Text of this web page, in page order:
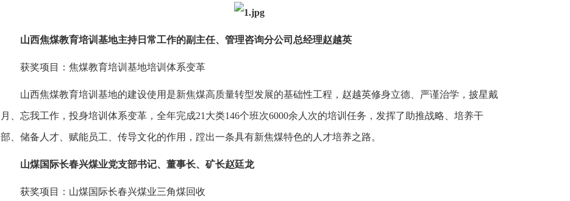
山西焦煤教育培训基地主持日常工作的副主任、管理咨询分公司总经理赵越英
获奖项目：焦煤教育培训基地培训体系变革
山西焦煤教育培训基地的建设使用是新焦煤高质量转型发展的基础性工程，赵越英修身立德、严谨治学，披星戴
月、忘我工作，投身培训体系变革，全年完成21大类146个班次6000余人次的培训任务，发挥了助推战略、培养干
部、储备人才、赋能员工、传导文化的作用，蹚出一条具有新焦煤特色的人才培养之路。
山煤国际长春兴煤业党支部书记、董事长、矿长赵廷龙
获奖项目：山煤国际长春兴煤业三角煤回收